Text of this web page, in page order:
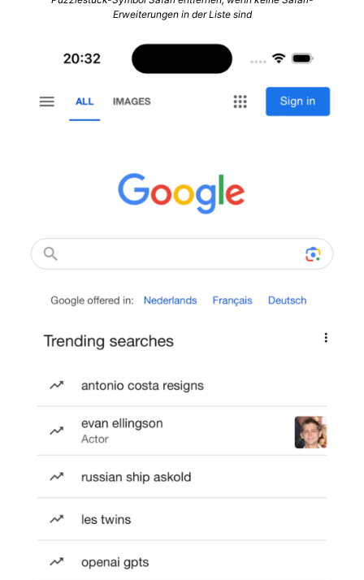
Erweiterungen in der Liste sind